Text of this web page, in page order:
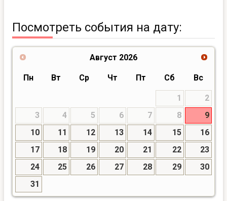
Посмотреть события на дату:
Август 2026
Пн Вт Ср Чт Пт Сб Вс
1
2
3
4 5 6 7 8
9
10
11 12 13 14 15
16
17
18 19 20 21 22
23
24
25 26 27 28 29
30
31